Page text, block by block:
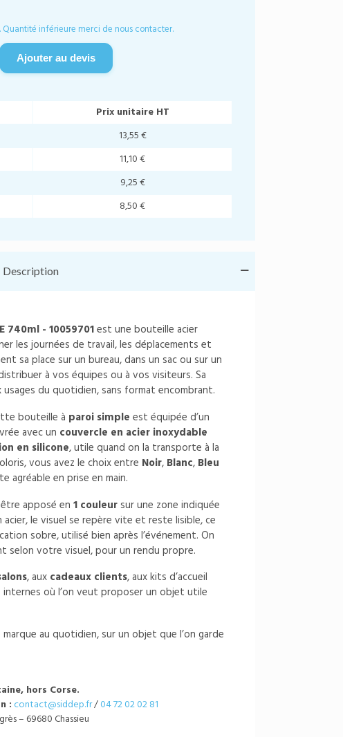
inférieure merci de nous contacter.
Ajouter au devis
Prix unitaire HT
13,55 €
11,10 €
9,25 €
8,50 €
Description
740ml - 10059701est une bouteille acier
les journées de travail, les déplacements et
sa place sur un bureau, dans un sac ou sur un
à vos équipes ou à vos visiteurs. Sa
du quotidien, sans format encombrant.
bouteille à paroi simple est équipée d’un
avec un couvercle en acier inoxydable
en silicone, utile quand on la transporte à la
vous avez le choix entre Noir, Blanc, Bleu
agréable en prise en main.
apposé en 1 couleursur une zone indiquée
acier, le visuel se repère vite et reste lisible, ce
sobre, utilisé bien après l’événement. On
selon votre visuel, pour un rendu propre.
, aux cadeaux clients, aux kits d’accueil
où l’on veut proposer un objet utile
au quotidien, sur un objet que l’on garde
hors Corse.
: contact@siddep.fr/04 72 02 02 81
– 69680 Chassieu